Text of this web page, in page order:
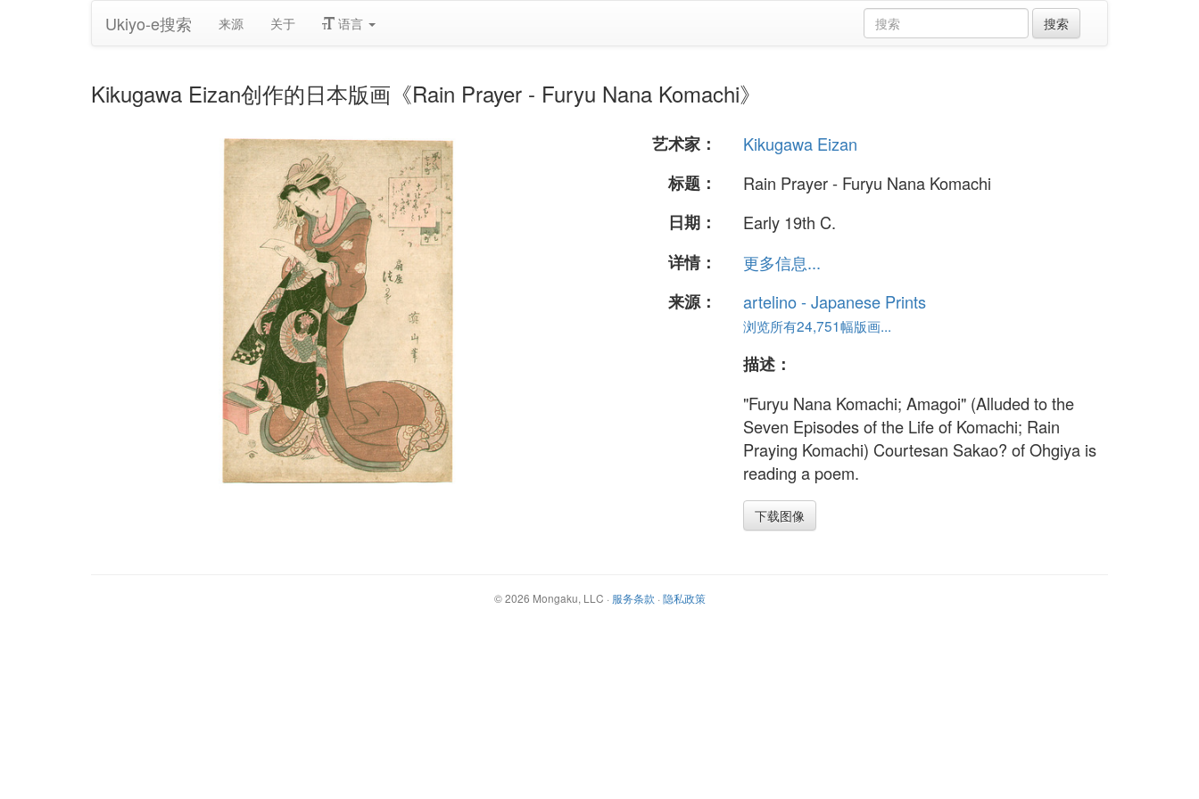
Ukiyo-e搜索 来源 关于 语言
Kikugawa Eizan创作的日本版画《Rain Prayer - Furyu Nana Komachi》
艺术家：
Kikugawa Eizan
标题：
Rain Prayer - Furyu Nana Komachi
日期：
Early 19th C.
详情：
更多信息...
来源：
artelino - Japanese Prints
浏览所有24,751幅版画...
描述：
"Furyu Nana Komachi; Amagoi" (Alluded to the
Seven Episodes of the Life of Komachi; Rain
Praying Komachi) Courtesan Sakao? of Ohgiya is
reading a poem.
下载图像
©2026 Mongaku, LLC · 服务条款 · 隐私政策